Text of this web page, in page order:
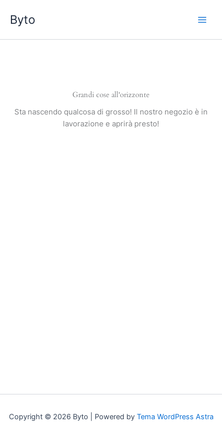
contenuto
Byto
Grandi cose all'orizzonte
Sta nascendo qualcosa di grosso! Il nostro negozio è in
lavorazione e aprirà presto!
Copyright © 2026 Byto | Powered by Tema WordPress Astra